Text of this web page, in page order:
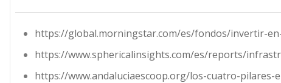
https://global.morningstar.com/es/fondos/invertir-
https://www.sphericalinsights.com/es/reports/
https://www.andaluciaescoop.org/los-cuatro-